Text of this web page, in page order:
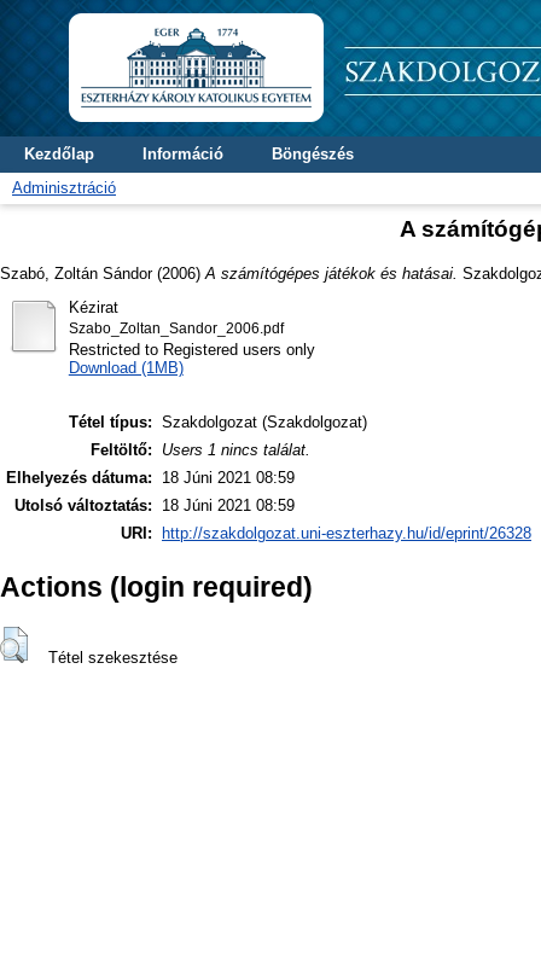
Kezdőlap Információ
Böngészés
Adminisztráció
A
Szabó, Zoltán Sándor(2006) A számítógépes játékok és hatásai.
Kézirat
Szabo_Zoltan_Sandor_2006.pdf
Restricted to Registered users only
Download (1MB)
Tétel típus: Szakdolgozat (Szakdolgozat)
Feltöltő:
Users 1 nincs találat.
Elhelyezés dátuma:
18 Júni 2021 08:59
Utolsó változtatás:
18 Júni 2021 08:59
URI:
http://szakdolgozat.uni-eszterhazy.hu/id/eprint/26328
Actions (login required)
Tétel szekesztése